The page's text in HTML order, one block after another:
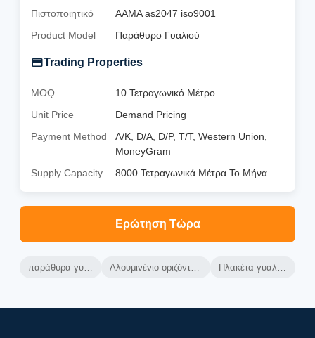
Πιστοποιητικό
AAMA as2047 iso9001
Product Model
Παράθυρο Γυαλιού
Trading Properties
MOQ
10 Τετραγωνικό Μέτρο
Unit Price
Demand Pricing
Payment Method
Λ/Κ, D/A, D/P, T/T, Western Union,
MoneyGram
Supply Capacity
8000 Τετραγωνικά Μέτρα Το Μήνα
Ερώτηση Τώρα
παράθυρα γυαλιού αλουμινίου Αλουμινένιο οριζόντια συρόμενα παράθυρα Πλακέτα γυαλιού από αλουμίνιο